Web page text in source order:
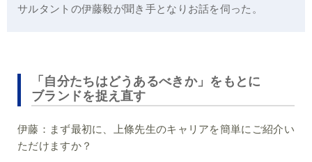
サルタントの伊藤毅が聞き手となりお話を伺った。
「自分たちはどうあるべきか」をもとに
ブランドを捉え直す
伊藤： まず最初に、上條先生のキャリアを簡単にご紹介い
ただけますか？